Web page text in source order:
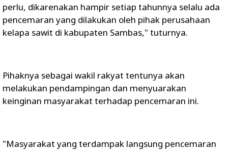
perlu, dikarenakan hampir setiap tahunnya selalu ada
pencemaran yang dilakukan oleh pihak perusahaan
kelapa sawit di kabupaten Sambas," tuturnya.
Pihaknya sebagai wakil rakyat tentunya akan
melakukan pendampingan dan menyuarakan
keinginan masyarakat terhadap pencemaran ini.
"Masyarakat yang terdampak langsung pencemaran